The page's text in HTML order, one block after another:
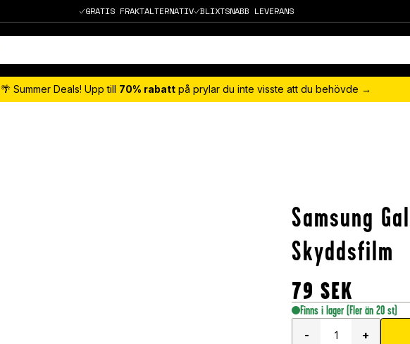
GRATIS FRAKTALTERNATIV BLIXTSNABB LEVERANS
🌴 Summer Deals! Upp till 70% rabatt på prylar du inte visste att du behövde →
Samsung
Skyddsfilm
79 SEK
Finns i lager (Fler än 20 st)
-
+